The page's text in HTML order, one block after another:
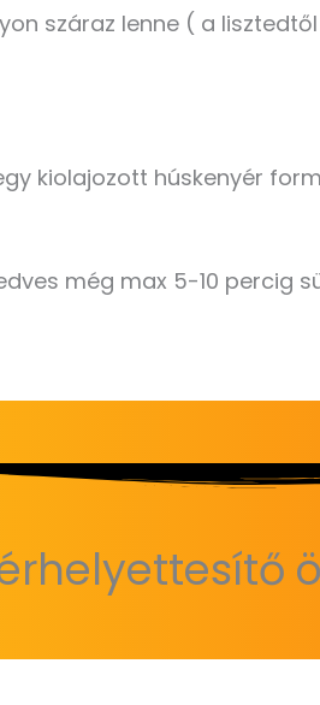
száraz lenne ( a
kiolajozott húskenyér
még max 5-10 percig